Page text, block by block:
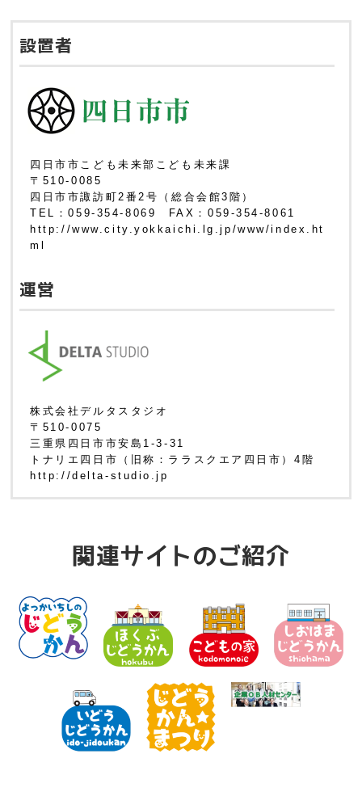
設置者
四日市市こども未来部こども未来課
〒510-0085
四日市市諏訪町2番2号（総合会館3階）
TEL：059-354-8069 FAX：059-354-8061
http://www.city.yokkaichi.lg.jp/www/index.ht
ml
運営
株式会社デルタスタジオ
〒510-0075
三重県四日市市安島1-3-31
トナリエ四日市（旧称：ララスクエア四日市）4階
http://delta-studio.jp
関連サイトのご紹介